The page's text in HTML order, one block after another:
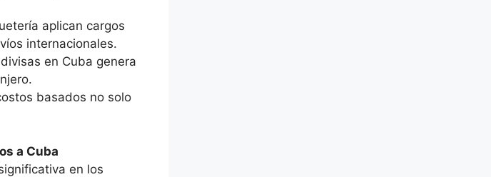
aplican cargos
internacionales.
en Cuba genera
basados no solo
a Cuba
en los